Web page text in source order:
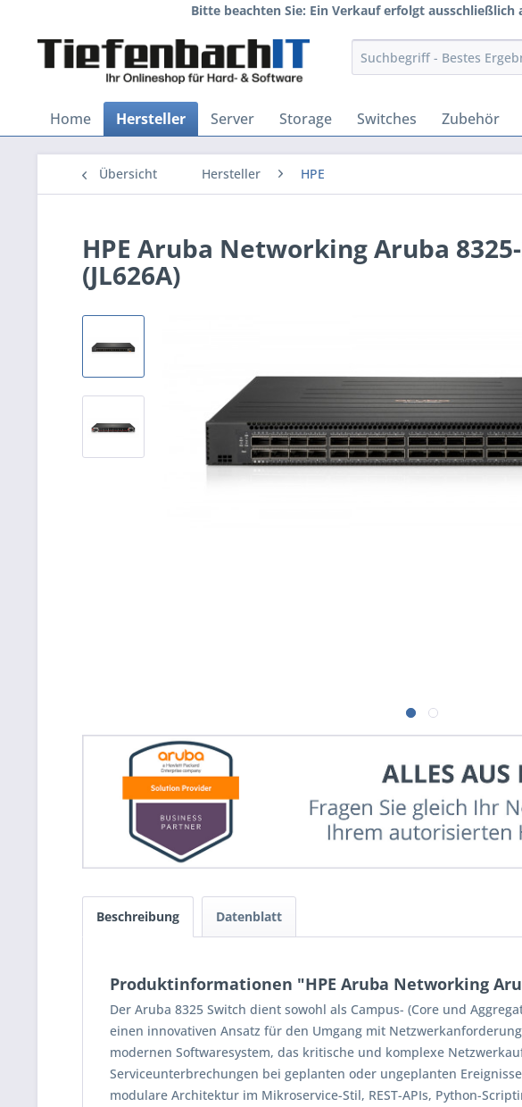
Bitte beachten Sie: Ein Verkauf erfolgt
Home Hersteller Server Storage Switches Zubehör
Übersicht Hersteller HPE
HPE Aruba Networking Aruba
(JL626A)
Beschreibung Datenblatt
Produktinformationen "HPE Aruba Networking
Der Aruba 8325 Switch dient sowohl als Campus- (Core und
einen innovativen Ansatz für den Umgang mit
modernen Softwaresystem, das kritische und komplexe
Serviceunterbrechungen bei geplanten oder ungeplanten
modulare Architektur im Mikroservice-Stil, REST-APIs, Python-